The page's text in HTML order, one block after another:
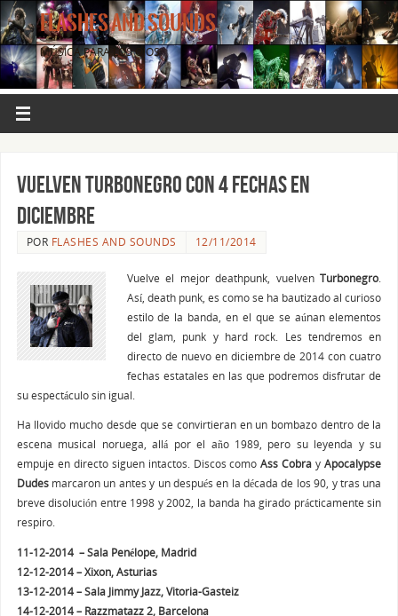
FLASHES AND SOUNDS
MÚSICA PARA LOS OJOS.
Vuelven TURBONEGRO con 4 fechas en
diciembre
POR FLASHES AND SOUNDS 12/11/2014
Vuelve el mejor deathpunk, vuelvenTurbonegro
Así, death punk, es como se ha bautizado al curioso
estilo de la banda, en el que se aúnan elementos
del glam, punk y hard rock. Les tendremos en
directo de nuevo en diciembre de 2014 con cuatro
fechas estatales en las que podremos disfrutar de
su espectáculo sin igual.
Ha llovido mucho desde que se convirtieran en un bombazo dentro de la
escena musical noruega, allá por el año 1989, pero su leyenda y su
empuje en directo siguen intactos. Discos comoAss Cobra yApocalypse
Dudesmarcaron un antes y un después en la década de los 90, y tras una
breve disolución entre 1998 y 2002, la banda ha girado prácticamente sin
respiro.
11-12-2014 – Sala Penélope, Madrid
12-12-2014 – Xixon, Asturias
13-12-2014 – Sala Jimmy Jazz, Vitoria-Gasteiz
14-12-2014 – Razzmatazz 2, Barcelona